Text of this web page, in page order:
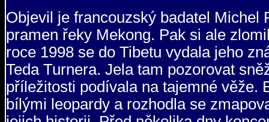
Objevil je francouzský badatel Michel
pramen řeky Mekong. Pak si ale
roce 1998 se do Tibetu vydala jeho
Teda Turnera. Jela tam pozorovat
příležitosti podívala na tajemné věže.
bílými leopardy a rozhodla se